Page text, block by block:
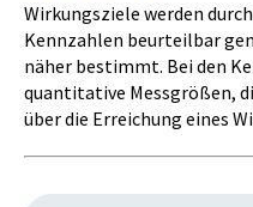
Wirkungsziele werden
Kennzahlen beurteilbar
näher bestimmt. Bei den
quantitative Messgrößen,
über die Erreichung eines